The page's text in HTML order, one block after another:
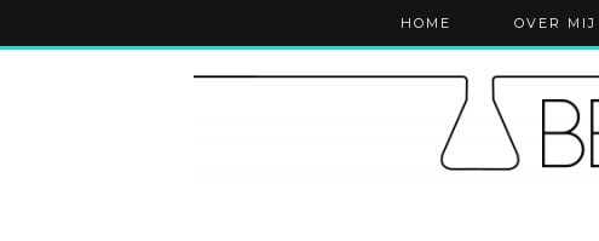
HOME OVER MIJ